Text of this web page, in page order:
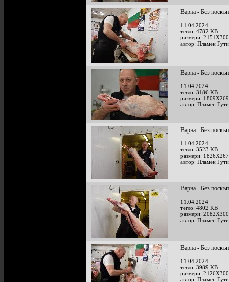
Варна - Без
11.04.2024
тегло: 4782 KB
размери:
автор: Пламен
Варна - Без
11.04.2024
тегло: 3186 KB
размери:
автор: Пламен
Варна - Без
11.04.2024
тегло: 3523 KB
размери:
автор: Пламен
Варна - Без
11.04.2024
тегло: 4802 KB
размери:
автор: Пламен
Варна - Без
11.04.2024
тегло: 3989 KB
размери:
автор: Пламен